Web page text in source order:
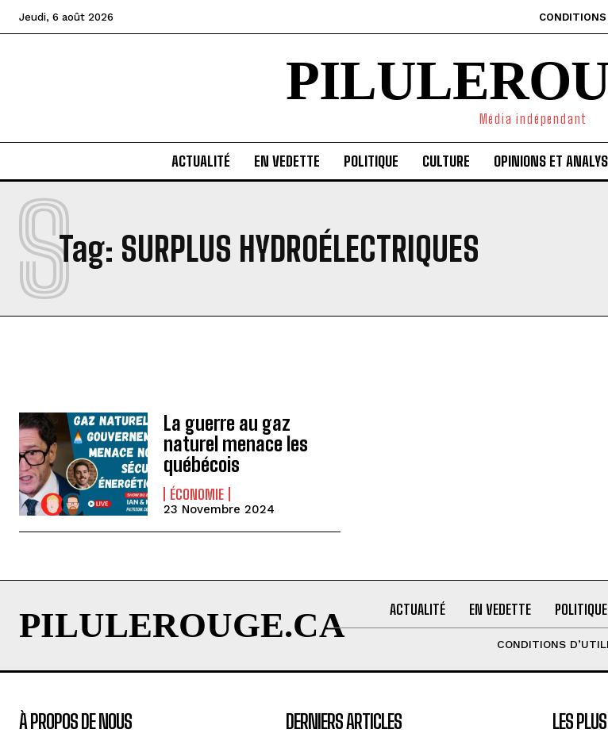
Jeudi, 6 août 2026
Média indépendant
ACTUALITÉ EN VEDETTE POLITIQUE CULTURE OPINIONS ET
Tag: SURPLUS HYDROÉLECTRIQUES
S
La guerre au gaz
naturel menace les
québécois
ÉCONOMIE
23 Novembre 2024
PILULEROUGE.CA ACTUALITÉ EN VEDETTE POLITIQUE
CONDITIONS
À PROPOS DE NOUS DERNIERS ARTICLES LES